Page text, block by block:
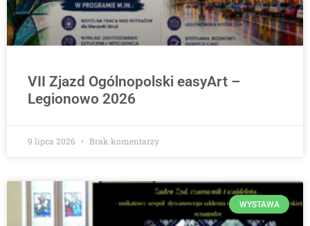
VII Zjazd Ogólnopolski easyArt –
Legionowo 2026
9 lipca 2026 Brak komentarzy
WYSTAWA